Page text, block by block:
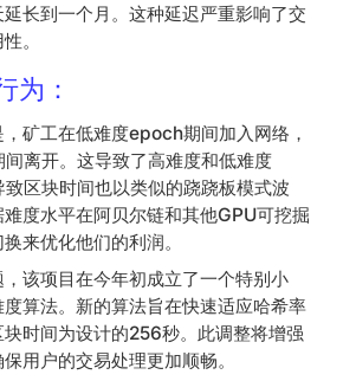
长到一个月。这种延迟严重影响了交
。
为：
矿工在低难度epoch期间加入网络，
离开。这导致了高难度和低难度
区块时间也以类似的跷跷板模式波
度水平在阿贝尔链和其他GPU可挖掘
来优化他们的利润。
该项目在今年初成立了一个特别小
算法。新的算法旨在快速适应哈希率
时间为设计的256秒。此调整将增强
用户的交易处理更加顺畅。